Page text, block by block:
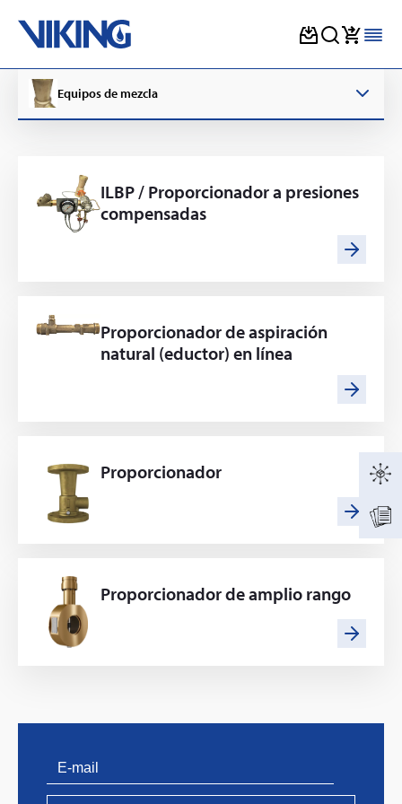
content
Equipos de mezcla
ILBP / Proporcionador a presiones
compensadas
Proporcionador de aspiración
natural (eductor) en línea
Proporcionador
Proporcionador de amplio rango
PVProtect: Innovative fire protection for roofs with